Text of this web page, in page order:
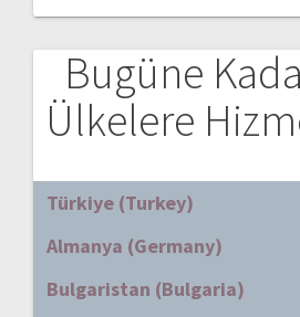
Bugüne
Ülkelere
Türkiye (Turkey)
Almanya (Germany)
Bulgaristan (Bulgaria)